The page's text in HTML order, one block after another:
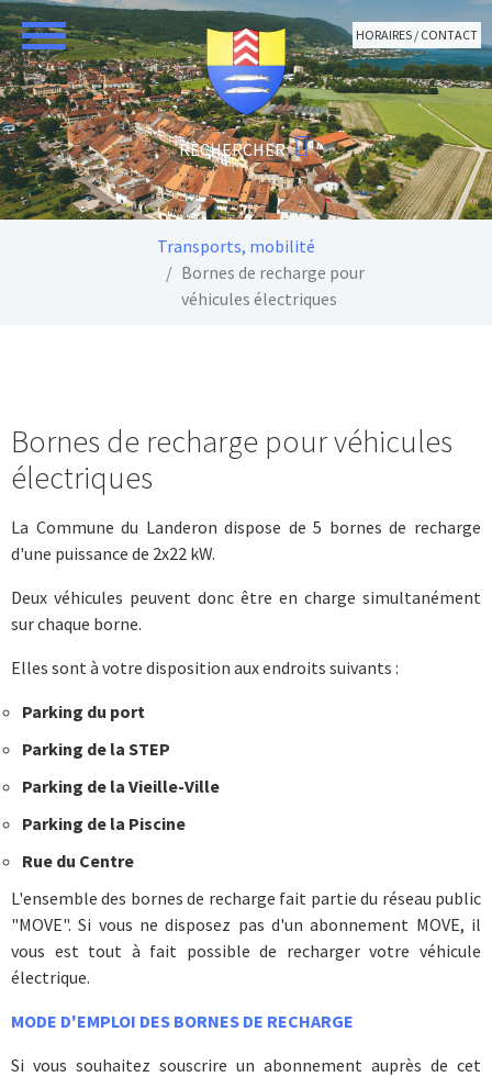
Aller au contenu principal
HORAIRES / CONTACT
Transports, mobilité
Bornes de recharge pour
véhicules électriques
Bornes de recharge pour véhicules
électriques
La Commune du Landeron dispose de 5 bornes de recharge
d'une puissance de 2x22 kW.
Deux véhicules peuvent donc être en charge simultanément
sur chaque borne.
Elles sont à votre disposition aux endroits suivants :
Parking du port
Parking de la STEP
Parking de la Vieille-Ville
Parking de la Piscine
Rue du Centre
L'ensemble des bornes de recharge fait partie du réseau public
"MOVE". Si vous ne disposez pas d'un abonnement MOVE, il
vous est tout à fait possible de recharger votre véhicule
électrique.
MODE D'EMPLOI DES BORNES DE RECHARGE
Si vous souhaitez souscrire un abonnement auprès de cet